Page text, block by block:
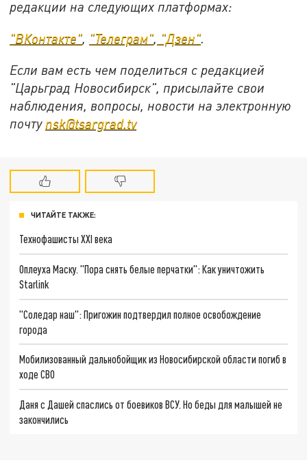
редакции на следующих платформах:
"ВКонтакте", "Телеграм", "Дзен".
Если вам есть чем поделиться с редакцией
"Царьград Новосибирск", присылайте свои
наблюдения, вопросы, новости на электронную
почту nsk@tsargrad.tv
ЧИТАЙТЕ ТАКЖЕ:
Технофашисты XXI века
Оплеуха Маску. "Пора снять белые перчатки": Как уничтожить
Starlink
"Соледар наш": Пригожин подтвердил полное освобождение
города
Мобилизованный дальнобойщик из Новосибирской области погиб в
ходе СВО
Даня с Дашей спаслись от боевиков ВСУ. Но беды для малышей не
закончились